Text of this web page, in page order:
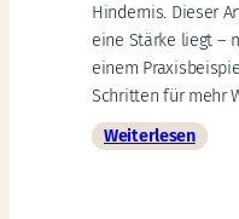
Hindernis. Dieser
eine Stärke liegt –
einem
Schritten für mehr
Weiterlesen: